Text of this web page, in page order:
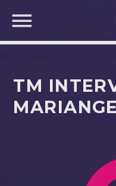
TM